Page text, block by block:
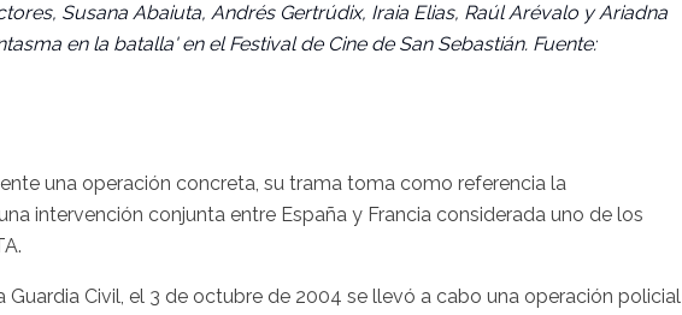
Susana Abaiuta, Andrés Gertrúdix, Iraia Elias, Raúl Arévalo y Ariadna
en la batalla' en el Festival de Cine de San Sebastián. Fuente:
una operación concreta, su trama toma como referencia la
intervención conjunta entre España y Francia considerada uno de los
Civil, el 3 de octubre de 2004 se llevó a cabo una operación policial